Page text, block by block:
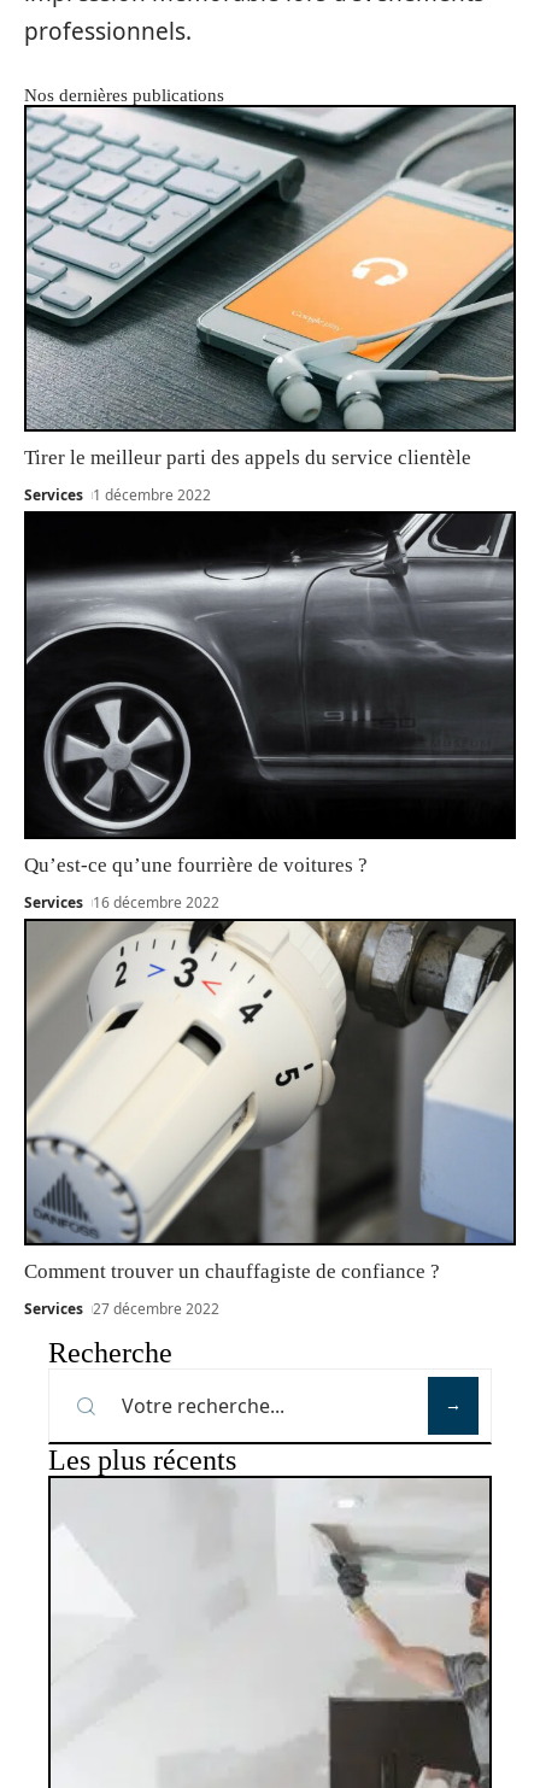
professionnels.
Nos dernières publications
Tirer le meilleur parti des appels du service clientèle
Services 1 décembre 2022
Qu’est-ce qu’une fourrière de voitures ?
Services 16 décembre 2022
Comment trouver un chauffagiste de confiance ?
Services 27 décembre 2022
Recherche
Les plus récents